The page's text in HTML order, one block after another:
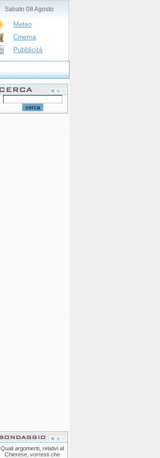
Sabato 08 Agosto
Meteo
Cinema
Pubblicità
Quali argomenti, relativi al
Chierese, vorresti che